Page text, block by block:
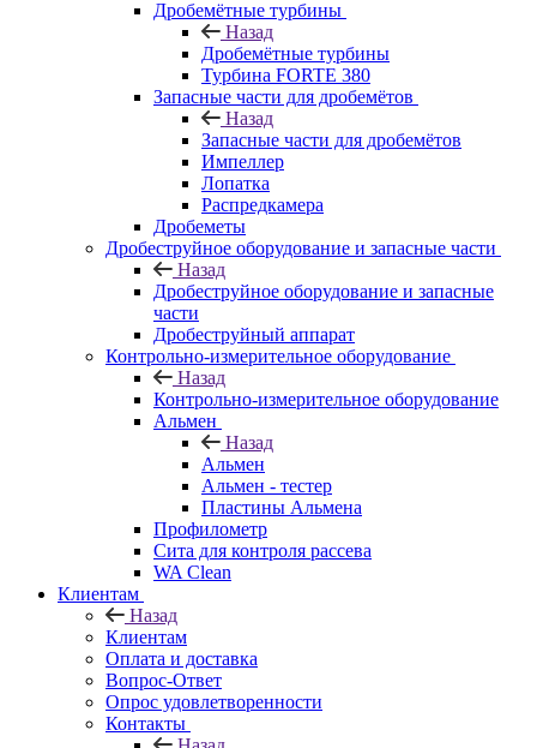
Дробемётные турбины
Назад
Дробемётные турбины
Турбина FORTE 380
Запасные части для дробемётов
Назад
Запасные части для дробемётов
Импеллер
Лопатка
Распредкамера
Дробеметы
Дробеструйное оборудование и запасные части
Назад
Дробеструйное оборудование и запасные
части
Дробеструйный аппарат
Контрольно-измерительное оборудование
Назад
Контрольно-измерительное оборудование
Альмен
Назад
Альмен
Альмен - тестер
Пластины Альмена
Профилометр
Сита для контроля рассева
WA Clean
Клиентам
Назад
Клиентам
Оплата и доставка
Вопрос-Ответ
Опрос удовлетворенности
Контакты